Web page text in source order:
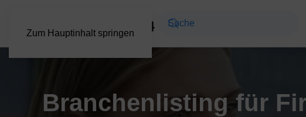
Zum Hauptinhalt springen
Branchenlisting für